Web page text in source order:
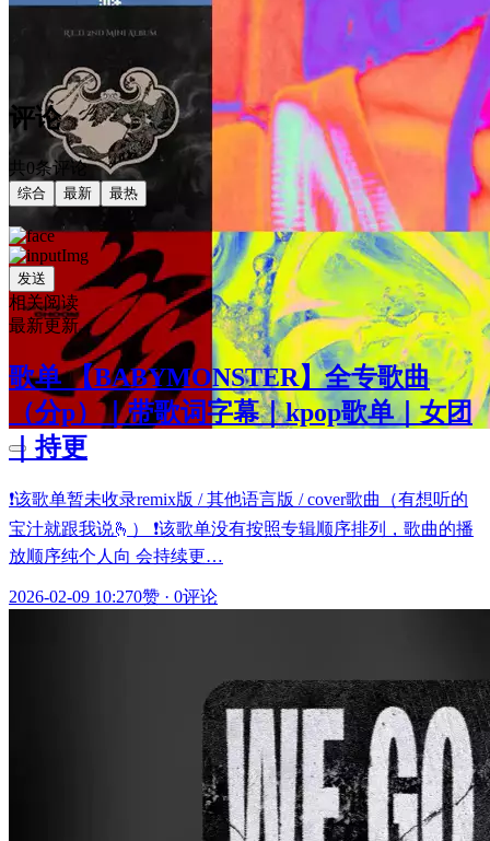
评论
共0条评论
综合 最新 最热
发送
相关阅读
最新更新
歌单 【BABYMONSTER】全专歌曲
（分p）｜带歌词字幕｜kpop歌单｜女团
｜持更
❗️该歌单暂未收录remix版 / 其他语言版 / cover歌曲（有想听的
宝汁就跟我说🫰） ❗️该歌单没有按照专辑顺序排列，歌曲的播
放顺序纯个人向 会持续更…
2026-02-09 10:270赞 · 0评论